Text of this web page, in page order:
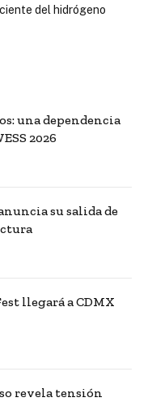
del hidrógeno
una dependencia
2026
su salida de
llegará a CDMX
revela tensión